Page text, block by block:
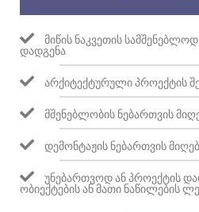
ᲛᲘᲬᲘᲡ ᲜᲐᲙᲕᲔᲗᲘᲡ
ᲓᲐᲓᲒᲔᲜᲐ
ᲐᲠᲥᲘᲢᲔᲥᲢᲣᲠᲣᲚᲘ ᲞᲠᲝᲔᲥᲢᲘᲡ
ᲛᲨᲔᲜᲔᲑᲚᲝᲑᲘᲡ ᲜᲔᲑᲐᲠᲗᲕᲘᲡ
ᲓᲔᲛᲝᲜᲢᲐᲟᲘᲡ ᲜᲔᲑᲐᲠᲗᲕᲘᲡ
ᲣᲜᲔᲑᲐᲠᲗᲕᲝᲓ ᲐᲜ ᲞᲠᲝᲔᲥᲢᲘᲡ
ᲝᲑᲘᲔᲥᲢᲔᲑᲘᲡ ᲐᲜ ᲛᲐᲗᲘ ᲜᲐᲬᲘᲚᲔᲑᲘᲡ